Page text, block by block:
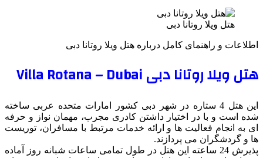
هتل ویلا روتانا دبی
اطلاعات و راهنمای کامل درباره هتل ویلا روتانا دبی
هتل ویلا روتانا دبی Villa Rotana – Dubai
این هتل 4 ستاره در شهر دبی کشور امارات متحده عربی ساخته
شده است و با در اختیار داشتن کادری مجرب، مهمان نواز و حرفه
ای به انجام فعالیت ها و ارائه خدمات مرتبط با مسافران، توریست
ها و گردشگران می پردازند.
پذیرش 24 ساعته این هتل در طول تمامی ساعات شبانه روز آماده